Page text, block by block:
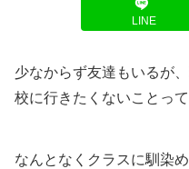
LINE
少なからず友達もいるが
校に行きたくないことって
なんとなくクラスに馴染